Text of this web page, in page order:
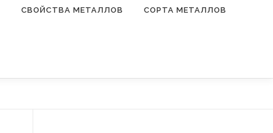
СВОЙСТВА МЕТАЛЛОВ СОРТА МЕТАЛЛОВ